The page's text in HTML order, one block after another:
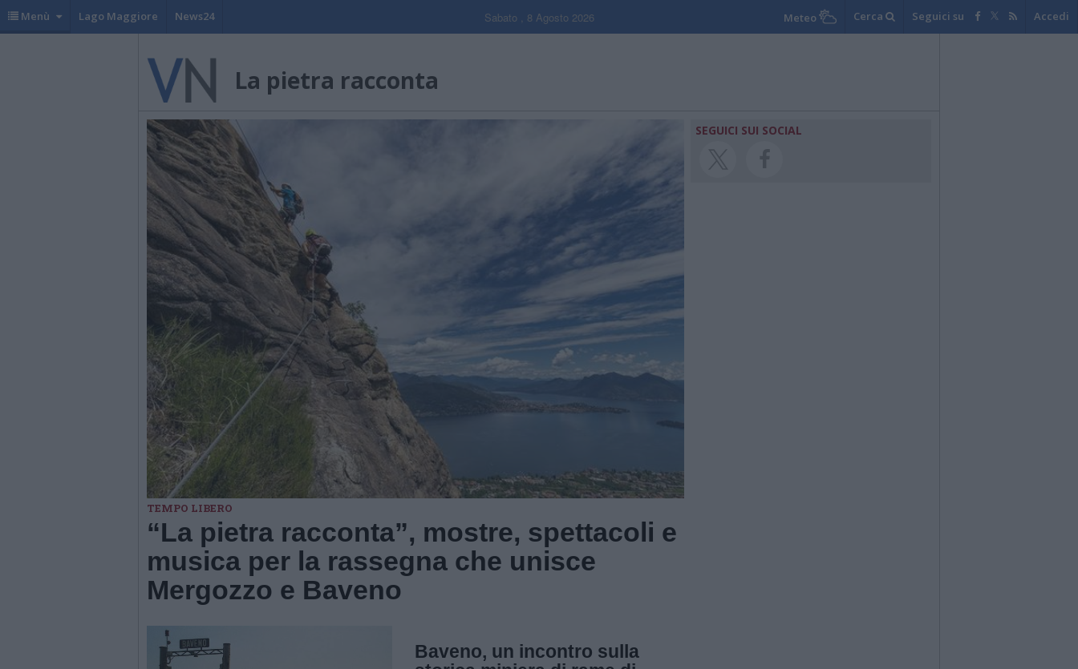
Menù Lago Maggiore News24 Sabato , 8 Agosto 2026 Meteo Cerca Seguici su Accedi
La pietra racconta
TEMPO LIBERO
“La pietra racconta”, mostre, spettacoli e
musica per la rassegna che unisce
Mergozzo e Baveno
SEGUICI SUI SOCIAL
Baveno, un incontro sulla